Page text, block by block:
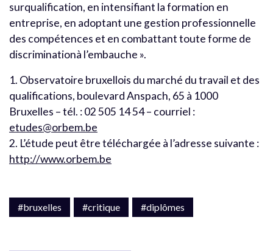
surqualification, en intensifiant la formation en
entreprise, en adoptant une gestion professionnelle
des compétences et en combattant toute forme de
discriminationà l’embauche ».
1. Observatoire bruxellois du marché du travail et des
qualifications, boulevard Anspach, 65 à 1000
Bruxelles – tél. : 02 505 14 54 – courriel :
etudes@orbem.be
2. L’étude peut être téléchargée à l’adresse suivante :
http://www.orbem.be
#bruxelles #critique #diplômes